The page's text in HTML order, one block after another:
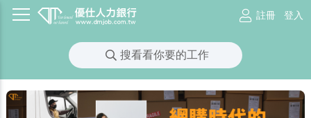
註冊 登入
搜看看你要的工作